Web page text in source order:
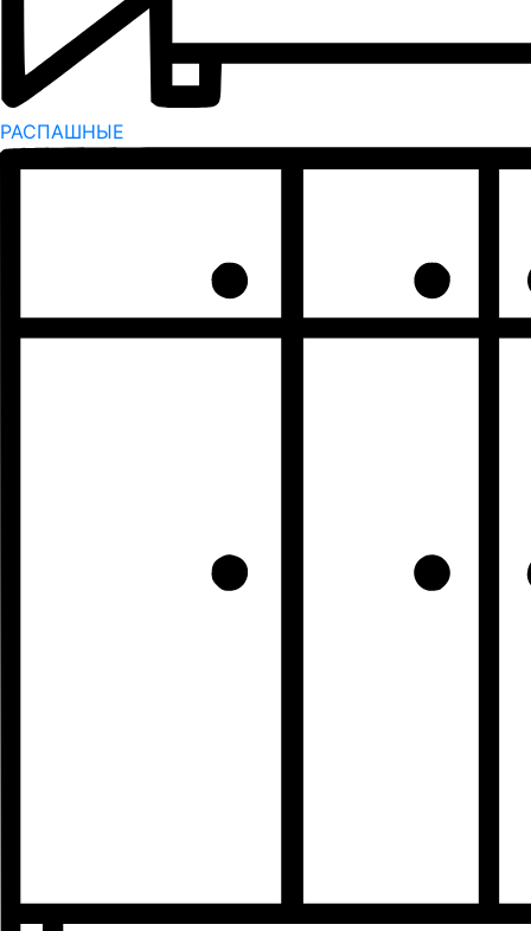
РАСПАШНЫЕ